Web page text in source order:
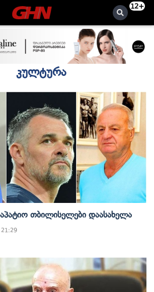
12+
კულტურა
Თბილისელები Დაასახელა
21:29